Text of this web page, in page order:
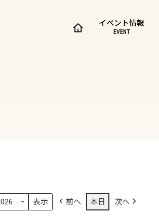
イベント情報
EVENT
前へ 本日 次へ